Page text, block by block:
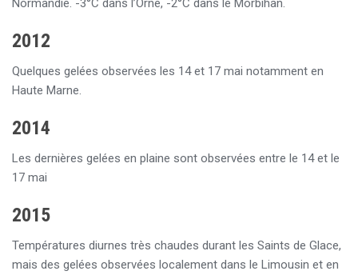
Normandie. -3°C dans l’Orne, -2°C dans le Morbihan.
2012
Quelques gelées observées les 14 et 17 mai notamment en
Haute Marne.
2014
Les dernières gelées en plaine sont observées entre le 14 et le
17 mai
2015
Températures diurnes très chaudes durant les Saints de Glace,
mais des gelées observées localement dans le Limousin et en